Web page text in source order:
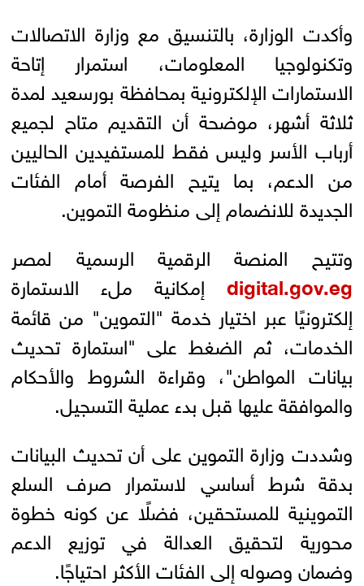
وأكدت الوزارة، بالتنسيق مع وزارة الاتصالات
وتكنولوجيا المعلومات، استمرار إتاحة
الاستمارات الإلكترونية بمحافظة بورسعيد لمدة
ثلاثة أشهر، موضحة أن التقديم متاح لجميع
أرباب الأسر وليس فقط للمستفيدين الحاليين
من الدعم، بما يتيح الفرصة أمام الفئات
الجديدة للانضمام إلى منظومة التموين.
وتتيح المنصة الرقمية الرسمية لمصر
digital.gov.eg إمكانية ملء الاستمارة
إلكترونيًا عبر اختيار خدمة "التموين" من قائمة
الخدمات، ثم الضغط على "استمارة تحديث
بيانات المواطن"، وقراءة الشروط والأحكام
والموافقة عليها قبل بدء عملية التسجيل.
وشددت وزارة التموين على أن تحديث البيانات
بدقة شرط أساسي لاستمرار صرف السلع
التموينية للمستحقين، فضلًا عن كونه خطوة
محورية لتحقيق العدالة في توزيع الدعم
وضمان وصوله إلى الفئات الأكثر احتياجًا.